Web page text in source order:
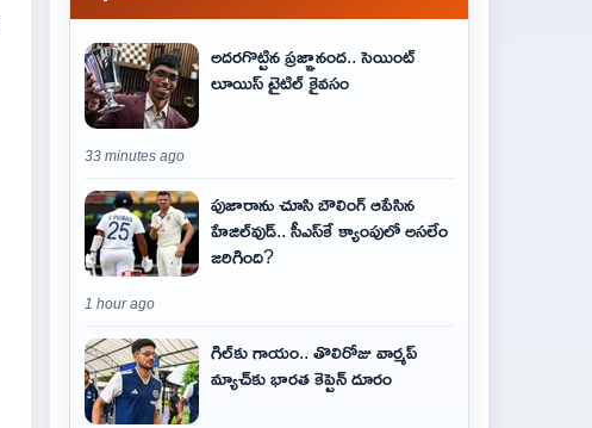
అదరగొట్టిన ప్రజ్ఞానంద.. సెయింట్‌
లూయిస్ టైటిల్‌ కైవసం
33 minutes ago
పుజారాను చూసి బౌలింగ్ ఆపేసిన
హేజిల్‌వుడ్.. సీఎస్‌కే క్యాంపులో అసలేం
జరిగింది?
1 hour ago
గిల్‌కు గాయం.. తొలిరోజు వార్మప్‌
మ్యాచ్‌కు భారత కెప్టెన్‌ దూరం